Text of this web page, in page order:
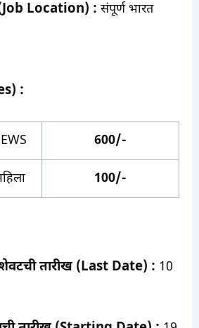
Location) : संपूर्ण भारत
:
600/-
100/-
तारीख (Last Date) : 10